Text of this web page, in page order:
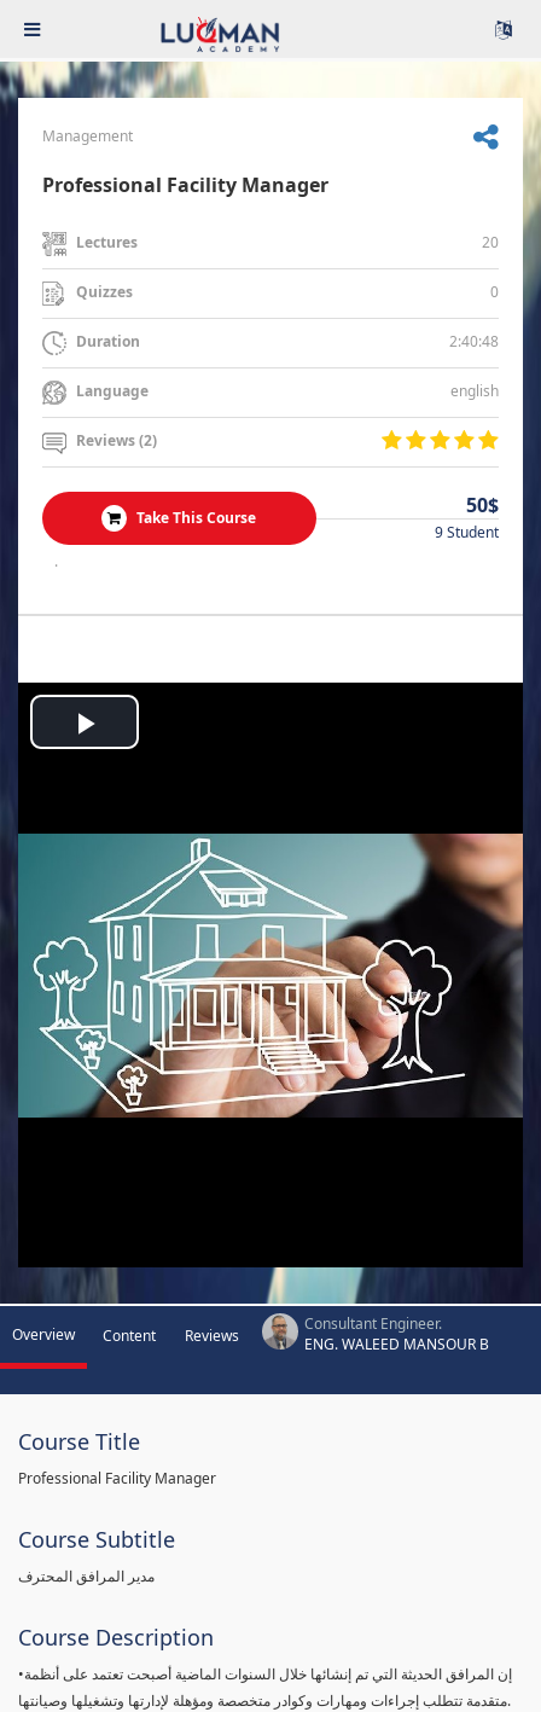
Management
Professional Facility Manager
Lectures 20
Quizzes 0
Duration 2:40:48
Language english
Reviews (2)
Take This Course 50$
9 Student
.
Play
Overview Content Reviews
Consultant Engineer.
ENG. WALEED MANSOUR B
Course Title
Professional Facility Manager
Course Subtitle
مدير المرافق المحترف
Course Description
•إن المرافق الحديثة التي تم إنشائها خلال السنوات الماضية أصبحت تعتمد على أنظمة
متقدمة تتطلب إجراءات ومهارات وكوادر متخصصة ومؤهلة لإدارتها وتشغیلھا وصیانتھا.